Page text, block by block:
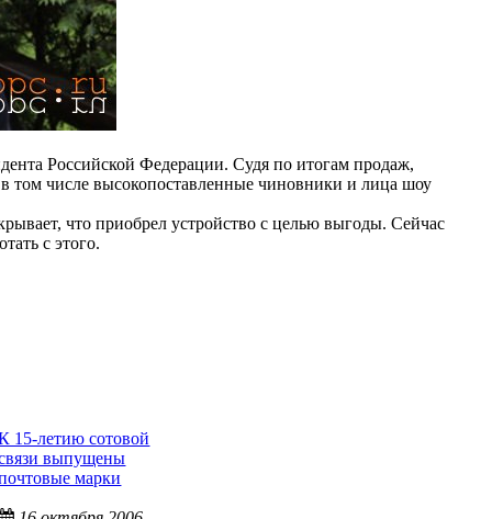
Российской Федерации. Судя по итогам продаж,
том числе высокопоставленные чиновники и лица шоу
что приобрел устройство с целью выгоды. Сейчас
с этого.
15-летию сотовой
выпущены
марки